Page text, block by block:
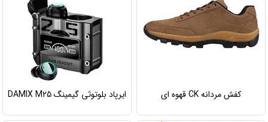
کفش مردانه CK قهوه ای ایرپاد بلوتوثی گیمینگ DAMIX M25